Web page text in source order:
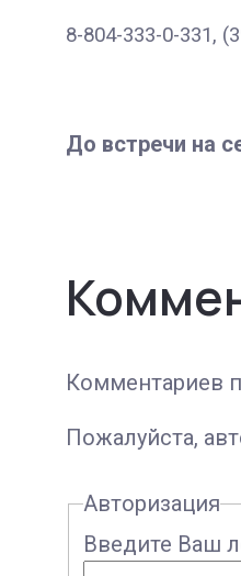
8-804-333-0-331,
До встречи на
Комментариев
Пожалуйста,
Авторизация
Введите Ваш